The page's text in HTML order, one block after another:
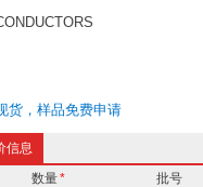
货，样品免费申请
信息
数量* 批号